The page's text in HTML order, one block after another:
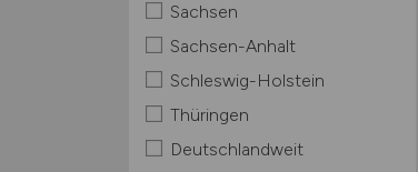
Sachsen
Sachsen-Anhalt
Schleswig-Holstein
Thüringen
Deutschlandweit